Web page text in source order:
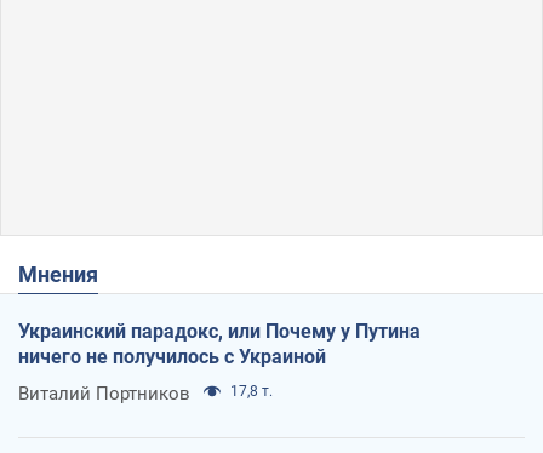
Мнения
Украинский парадокс, или Почему у Путина
ничего не получилось с Украиной
Виталий Портников 17,8 т.